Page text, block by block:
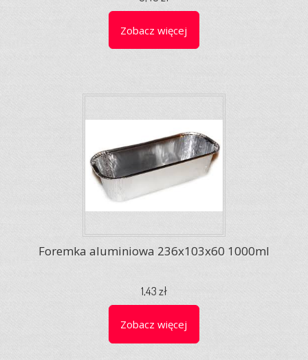
Zobacz więcej
Foremka aluminiowa 236x103x60 1000ml
1,43 zł
Zobacz więcej